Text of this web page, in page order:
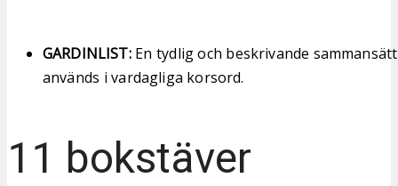
GARDINLIST:En tydlig och beskrivande
används i vardagliga korsord.
11 bokstäver